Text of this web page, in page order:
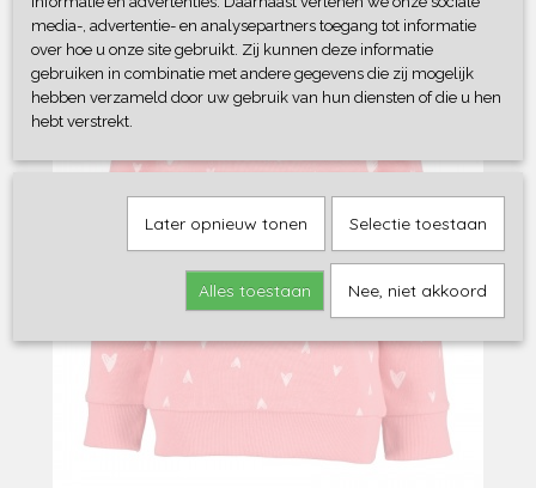
media-, advertentie- en analysepartners toegang tot informatie
over hoe u onze site gebruikt. Zij kunnen deze informatie
gebruiken in combinatie met andere gegevens die zij mogelijk
hebben verzameld door uw gebruik van hun diensten of die u hen
hebt verstrekt.
Later opnieuw tonen Selectie toestaan
Alles toestaan Nee, niet akkoord